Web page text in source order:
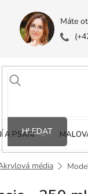
Máte
HLEDAT
A PSANÍ
média